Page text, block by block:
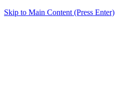
Skip to Main Content (Press Enter)